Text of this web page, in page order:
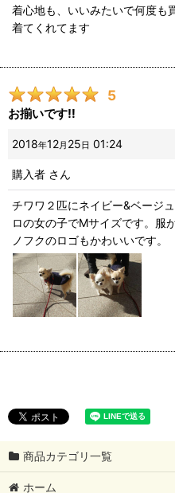
着心地も、いいみたいで何度も
着てくれてます
5
お揃いです‼️
2018年12月 25日 01:24
購入者 さん
チワワ２匹にネイビー&ベージ
ロの女の子でMサイズです。服
ノフクのロゴもかわいいです。
商品カテゴリ一覧
ホーム